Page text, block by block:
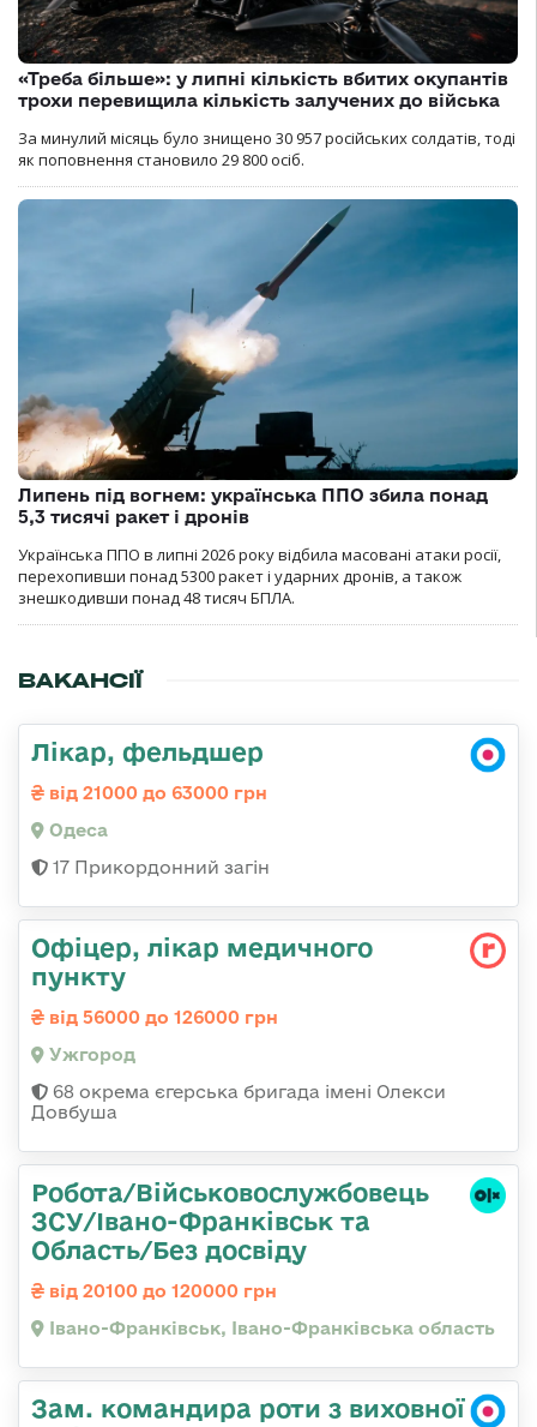
«Треба більше»: у липні кількість вбитих окупантів
трохи перевищила кількість залучених до війська
За минулий місяць було знищено 30 957 російських солдатів, тоді
як поповнення становило 29 800 осіб.
Липень під вогнем: українська ППО збила понад
5,3 тисячі ракет і дронів
Українська ППО в липні 2026 року відбила масовані атаки росії,
перехопивши понад 5300 ракет і ударних дронів, а також
знешкодивши понад 48 тисяч БПЛА.
ВАКАНСІЇ
Лікар, фельдшер
від 21000 до 63000 грн
Одеса
17 Прикордонний загін
Офіцер, лікар медичного
пункту
від 56000 до 126000 грн
Ужгород
68 окрема єгерська бригада імені Олекси
Довбуша
Робота/Військовослужбовець
ЗСУ/Івано-Франківськ та
Область/Без досвіду
від 20100 до 120000 грн
Івано-Франківськ, Івано-Франківська область
Зам. командира роти з виховної